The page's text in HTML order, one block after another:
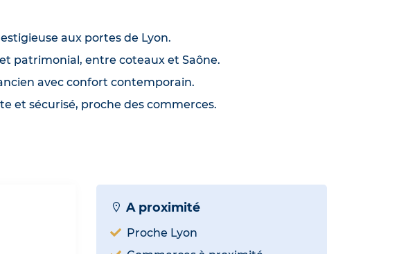
aux portes de Lyon.
patrimonial, entre coteaux et Saône.
avec confort contemporain.
et sécurisé, proche des commerces.
A proximité
Proche Lyon